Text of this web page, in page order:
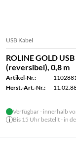
USB Kabel
ROLINE GOLD
(reversibel), 0,8 m
Artikel-Nr.:
Herst.-Art.-Nr.:
Verfügbar - innerhalb
Bis 15 Uhr bestellt - in